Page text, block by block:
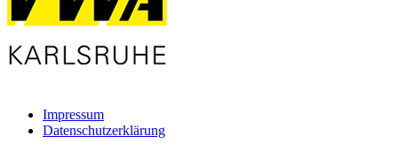
Impressum
Datenschutzerklärung